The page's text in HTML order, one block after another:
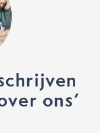
ons’